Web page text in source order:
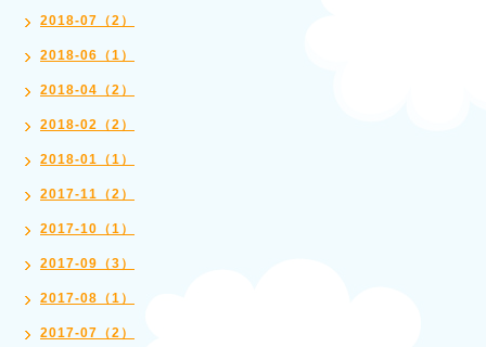
2018-07（2）
2018-06（1）
2018-04（2）
2018-02（2）
2018-01（1）
2017-11（2）
2017-10（1）
2017-09（3）
2017-08（1）
2017-07（2）